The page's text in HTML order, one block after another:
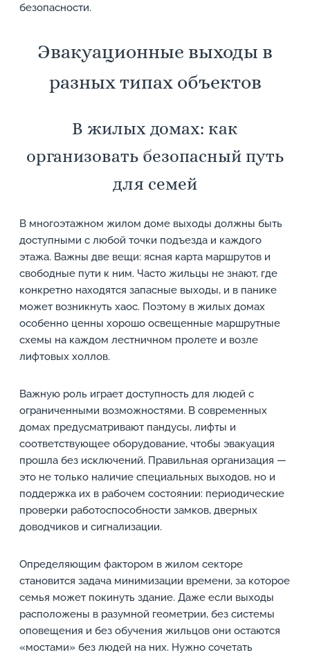
безопасности.
Эвакуационные выходы в
разных типах объектов
В жилых домах: как
организовать безопасный путь
для семей
В многоэтажном жилом доме выходы должны быть
доступными с любой точки подъезда и каждого
этажа. Важны две вещи: ясная карта маршрутов и
свободные пути к ним. Часто жильцы не знают, где
конкретно находятся запасные выходы, и в панике
может возникнуть хаос. Поэтому в жилых домах
особенно ценны хорошо освещенные маршрутные
схемы на каждом лестничном пролете и возле
лифтовых холлов.
Важную роль играет доступность для людей с
ограниченными возможностями. В современных
домах предусматривают пандусы, лифты и
соответствующее оборудование, чтобы эвакуация
прошла без исключений. Правильная организация —
это не только наличие специальных выходов, но и
поддержка их в рабочем состоянии: периодические
проверки работоспособности замков, дверных
доводчиков и сигнализации.
Определяющим фактором в жилом секторе
становится задача минимизации времени, за которое
семья может покинуть здание. Даже если выходы
расположены в разумной геометрии, без системы
оповещения и без обучения жильцов они остаются
«мостами» без людей на них. Нужно сочетать